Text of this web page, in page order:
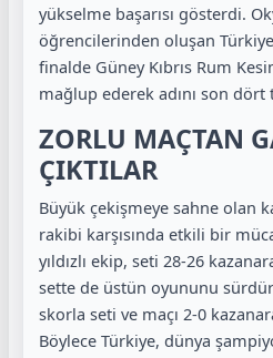
yükselme başarısı gösterdi.
öğrencilerinden oluşan Türkiye
finalde Güney Kıbrıs Rum
mağlup ederek adını son dört
ZORLU MAÇTAN
ÇIKTILAR
Büyük çekişmeye sahne olan
rakibi karşısında etkili bir
yıldızlı ekip, seti 28-26
sette de üstün oyununu
skorla seti ve maçı 2-0
Böylece Türkiye, dünya